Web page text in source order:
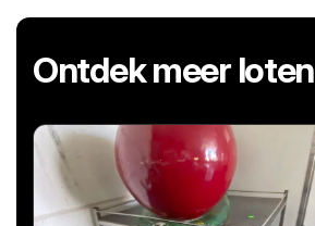
Ontdek meer loten